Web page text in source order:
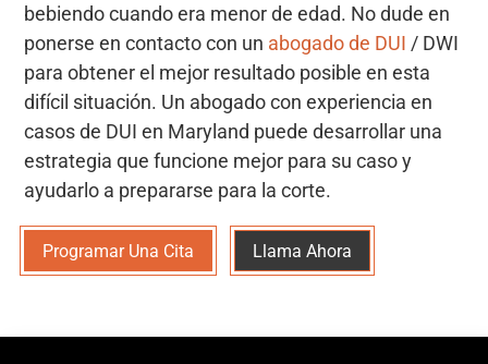
bebiendo cuando era menor de edad. No dude en
ponerse en contacto con un abogado de DUI / DWI
para obtener el mejor resultado posible en esta
difícil situación. Un abogado con experiencia en
casos de DUI en Maryland puede desarrollar una
estrategia que funcione mejor para su caso y
ayudarlo a prepararse para la corte.
Programar Una Cita Llama Ahora